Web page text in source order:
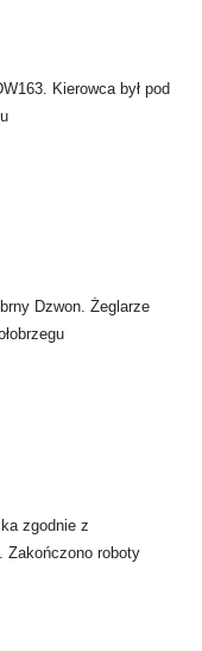
Kierowca był pod
Dzwon. Żeglarze
zgodnie z
Zakończono roboty